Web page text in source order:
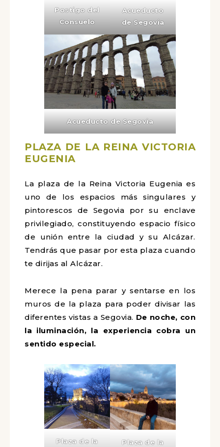
Postigo del
Consuelo
Acueducto
de Segovia
Acueducto de Segovia
PLAZA DE LA REINA VICTORIA
EUGENIA
La plaza de la Reina Victoria Eugenia es
uno de los espacios más singulares y
pintorescos de Segovia por su enclave
privilegiado, constituyendo espacio físico
de unión entre la ciudad y su Alcázar.
Tendrás que pasar por esta plaza cuando
te dirijas al Alcázar.
Merece la pena parar y sentarse en los
muros de la plaza para poder divisar las
diferentes vistas a Segovia. De noche, con
la iluminación, la experiencia cobra un
sentido especial.
Plaza de la
Plaza de la